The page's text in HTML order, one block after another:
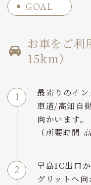
GOAL
お車をご利
15km）
最寄りのイ
車道/高知自
向かいます。
（所要時間
早島IC出口
グリットへ向